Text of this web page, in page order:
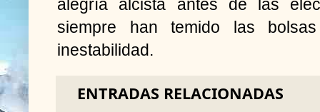
alegría alcista antes de las
siempre han temido las
inestabilidad.
ENTRADAS RELACIONADAS